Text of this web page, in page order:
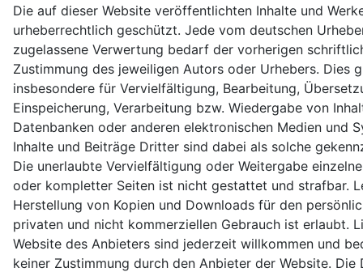
Die auf dieser Website veröffentlichten Inhalte und
urheberrechtlich geschützt. Jede vom deutschen
zugelassene Verwertung bedarf der vorherigen
Zustimmung des jeweiligen Autors oder Urhebers. Dies
insbesondere für Vervielfältigung, Bearbeitung,
Einspeicherung, Verarbeitung bzw. Wiedergabe von
Datenbanken oder anderen elektronischen Medien und
Inhalte und Beiträge Dritter sind dabei als solche
Die unerlaubte Vervielfältigung oder Weitergabe
oder kompletter Seiten ist nicht gestattet und strafbar.
Herstellung von Kopien und Downloads für den
privaten und nicht kommerziellen Gebrauch ist erlaubt.
Website des Anbieters sind jederzeit willkommen und
keiner Zustimmung durch den Anbieter der Website. Die